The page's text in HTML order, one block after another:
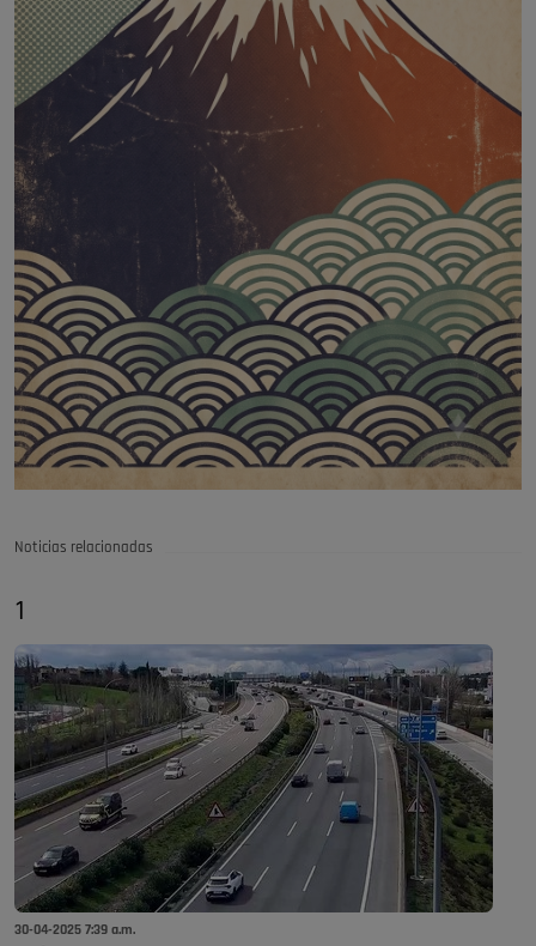
Noticias relacionadas
1
30-04-2025 7:39 a.m.